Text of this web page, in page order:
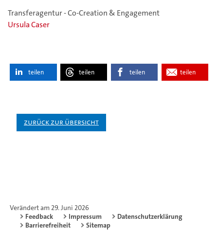
Transferagentur - Co-Creation & Engagement
Ursula Caser
teilen teilen teilen teilen
Zurück zur Übersicht
Verändert am 29. Juni 2026
Feedback
Impressum
Datenschutzerklärung
Barrierefreiheit
Sitemap